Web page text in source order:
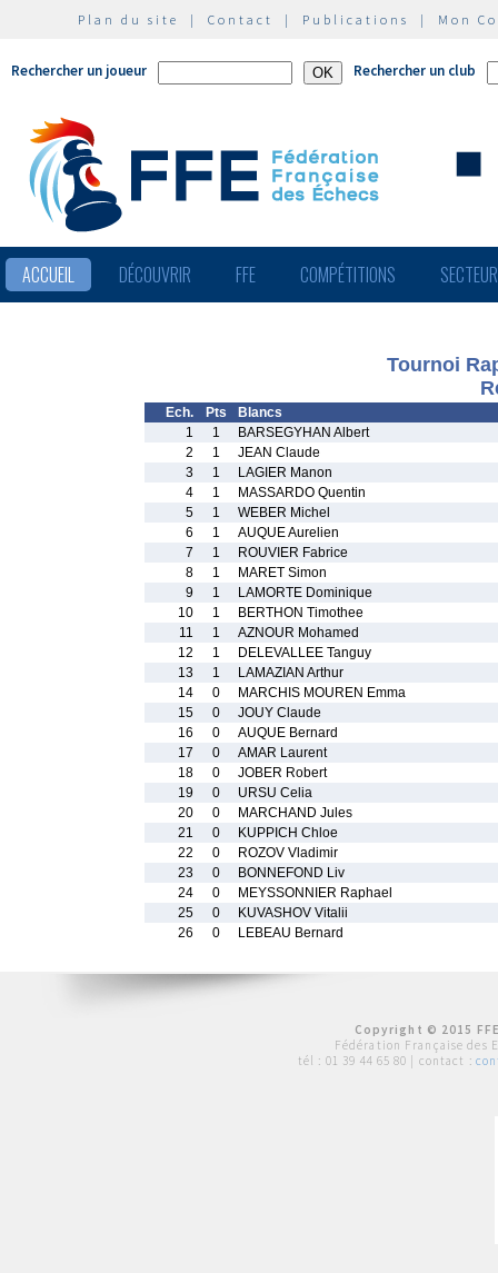
Plan du site | Contact | Publications | Mon
Rechercher un joueur Rechercher un club
ACCUEIL DÉCOUVRIR FFE COMPÉTITIONS
Tournoi
Ech. Pts
Blancs
1
1
BARSEGYHAN Albert
2
1
JEAN Claude
3
1
LAGIER Manon
4
1
MASSARDO Quentin
5
1
WEBER Michel
6
1
AUQUE Aurelien
7
1
ROUVIER Fabrice
8
1
MARET Simon
9
1
LAMORTE Dominique
10
1
BERTHON Timothee
11
1
AZNOUR Mohamed
12
1
DELEVALLEE Tanguy
13
1
LAMAZIAN Arthur
14
0
MARCHIS MOUREN Emma
15
0
JOUY Claude
16
0
AUQUE Bernard
17
0
AMAR Laurent
18
0
JOBER Robert
19
0
URSU Celia
20
0
MARCHAND Jules
21
0
KUPPICH Chloe
22
0
ROZOV Vladimir
23
0
BONNEFOND Liv
24
0
MEYSSONNIER Raphael
25
0
KUVASHOV Vitalii
26
0 LEBEAU Bernard
Copyright © 2015
Fédération Française des
tél : 01 39 44 65 80 | contact :